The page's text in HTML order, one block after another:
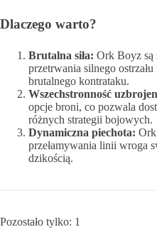
Dlaczego warto?
Brutalna siła: Ork Boyz są
przetrwania silnego
brutalnego kontrataku.
Wszechstronność
opcje broni, co pozwala
różnych strategii bojowych.
Dynamiczna piechota:
przełamywania linii wroga
dzikością.
Pozostało tylko: 1